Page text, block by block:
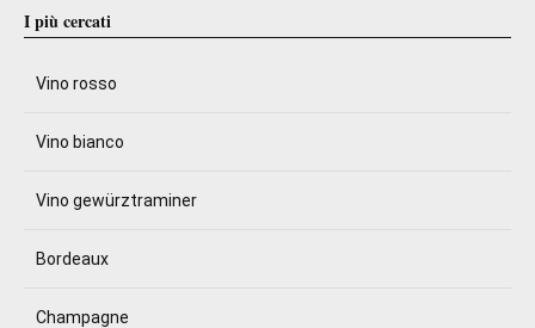
I più cercati
Vino rosso
Vino bianco
Vino gewürztraminer
Bordeaux
Champagne